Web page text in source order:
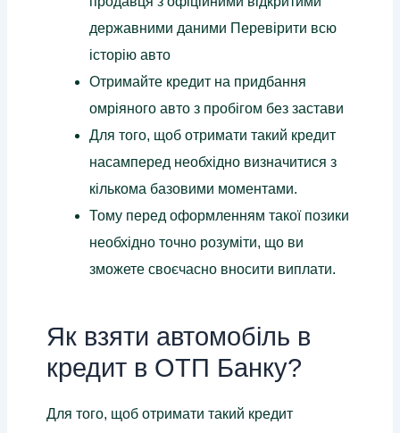
державними даними Перевірити всю
історію авто
Отримайте кредит на придбання
омріяного авто з пробігом без застави
Для того, щоб отримати такий кредит
насамперед необхідно визначитися з
кількома базовими моментами.
Тому перед оформленням такої позики
необхідно точно розуміти, що ви
зможете своєчасно вносити виплати.
Як взяти автомобіль в
кредит в ОТП Банку?
Для того, щоб отримати такий кредит